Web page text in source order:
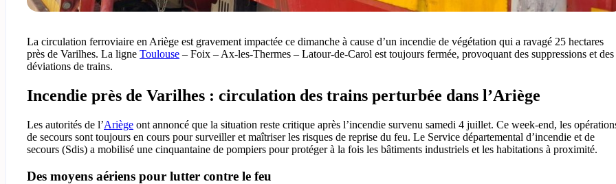
La circulation ferroviaire en Ariège est gravement impactée ce dimanche à cause d’un incendie de végétation qui a ravagé 25 hectares
près de Varilhes. La ligne Toulouse – Foix – Ax-les-Thermes – Latour-de-Carol est toujours fermée, provoquant des suppressions et des
déviations de trains.
Incendie près de Varilhes : circulation des trains perturbée dans l’Ariège
Les autorités de l’Ariège ont annoncé que la situation reste critique après l’incendie survenu samedi 4 juillet. Ce week-end, les
de secours sont toujours en cours pour surveiller et maîtriser les risques de reprise du feu. Le Service départemental d’incendie et de
secours (Sdis) a mobilisé une cinquantaine de pompiers pour protéger à la fois les bâtiments industriels et les habitations à proximité.
Des moyens aériens pour lutter contre le feu